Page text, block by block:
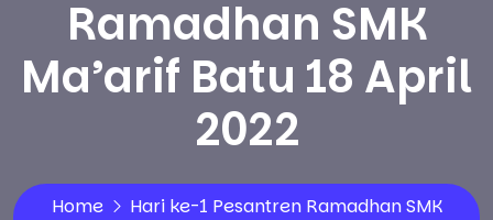
Ramadhan SMK
Ma’arif Batu 18 April
2022
Home
Hari ke-1 Pesantren Ramadhan SMK